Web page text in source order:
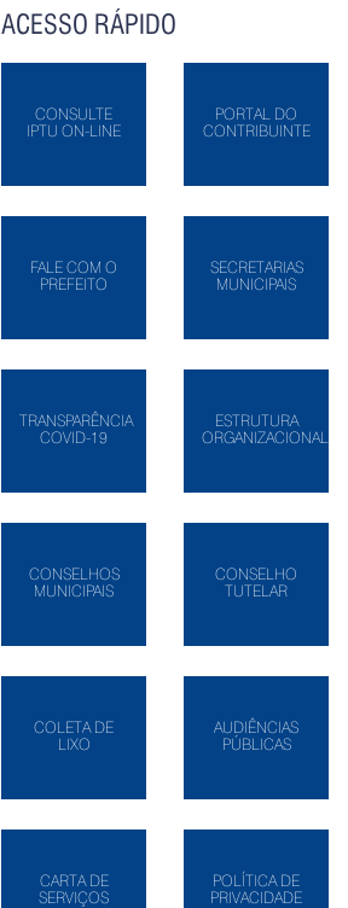
ACESSO RÁPIDO
CONSULTE
IPTU ON-LINE
PORTAL DO
CONTRIBUINTE
FALE COM O
PREFEITO
SECRETARIAS
MUNICIPAIS
TRANSPARÊNCIA
COVID-19
ESTRUTURA
ORGANIZACIONAL
CONSELHOS
MUNICIPAIS
CONSELHO
TUTELAR
COLETA DE
LIXO
AUDIÊNCIAS
PÚBLICAS
CARTA DE
SERVIÇOS
POLÍTICA DE
PRIVACIDADE